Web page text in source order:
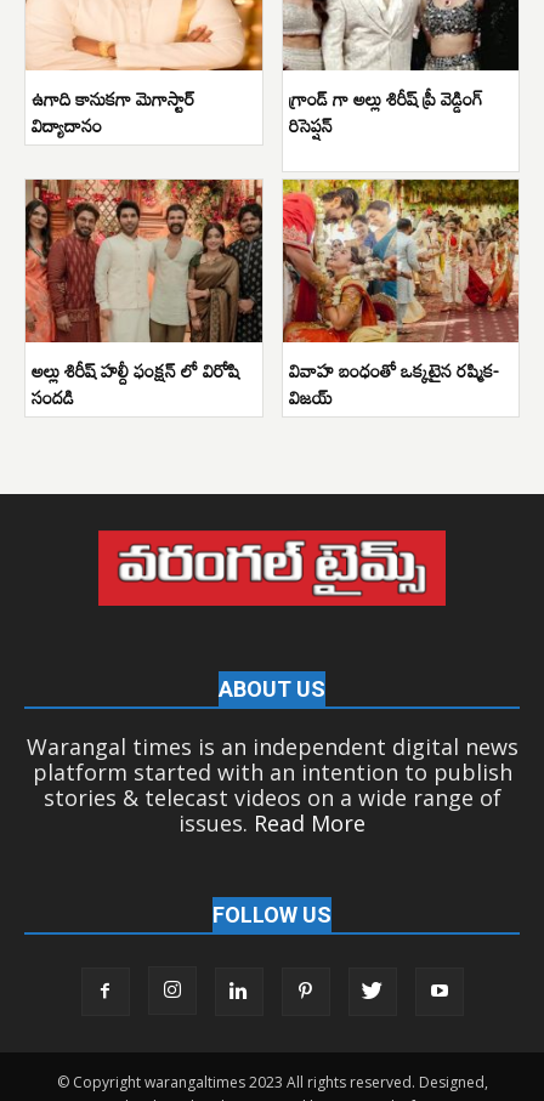
ఉగాది కానుకగా మెగాస్టార్
విద్యాదానం
గ్రాండ్ గా అల్లు శిరీష్ ప్రీ వెడ్డింగ్
రిసెప్షన్
అల్లు శిరీష్ హల్దీ ఫంక్షన్ లో విరోషి
సందడి
వివాహ బంధంతో ఒక్కటైన రష్మిక-
విజయ్
ABOUT US
Warangal times is an independent digital news
platform started with an intention to publish
stories & telecast videos on a wide range of
issues. Read More
FOLLOW US
© Copyright warangaltimes 2023 All rights reserved. Designed,